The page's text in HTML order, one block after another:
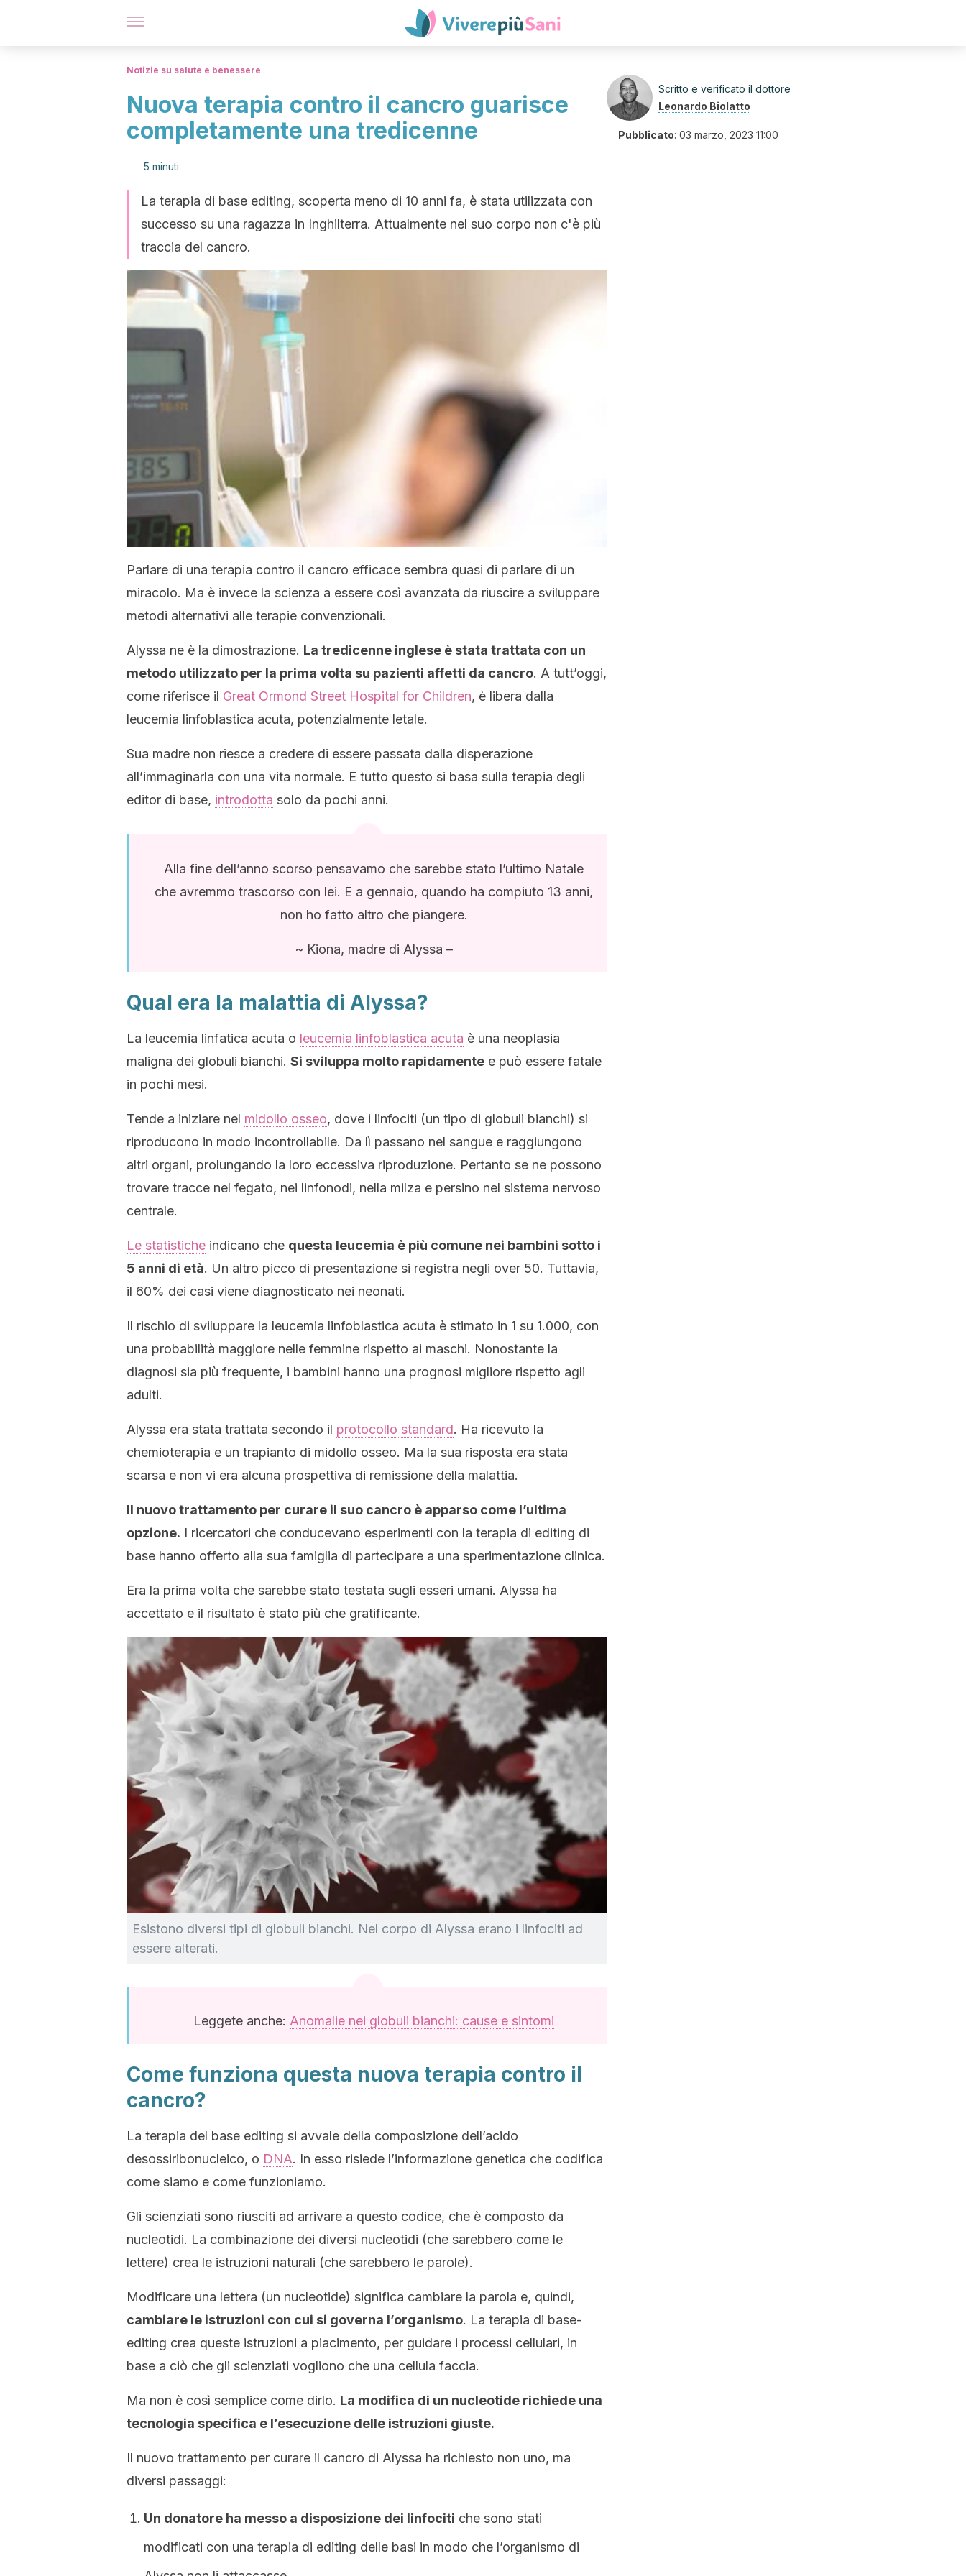
Notizie su salute e benessere
Nuova terapia contro il cancro guarisce
completamente una tredicenne
5 minuti
La terapia di base editing, scoperta meno di 10 anni fa, è stata utilizzata con
successo su una ragazza in Inghilterra. Attualmente nel suo corpo non c'è più
traccia del cancro.
Parlare di una terapia contro il cancro efficace sembra quasi di parlare di un
miracolo. Ma è invece la scienza a essere così avanzata da riuscire a sviluppare
metodi alternativi alle terapie convenzionali.
Alyssa ne è la dimostrazione. La tredicenne inglese è stata trattata con un
metodo utilizzato per la prima volta su pazienti affetti da cancro. A tutt’oggi,
come riferisce il Great Ormond Street Hospital for Children, è libera dalla
leucemia linfoblastica acuta, potenzialmente letale.
Sua madre non riesce a credere di essere passata dalla disperazione
all’immaginarla con una vita normale. E tutto questo si basa sulla terapia degli
editor di base, introdotta solo da pochi anni.
Alla fine dell’anno scorso pensavamo che sarebbe stato l’ultimo Natale
che avremmo trascorso con lei. E a gennaio, quando ha compiuto 13 anni,
non ho fatto altro che piangere.
~ Kiona, madre di Alyssa –
Qual era la malattia di Alyssa?
La leucemia linfatica acuta o leucemia linfoblastica acuta è una neoplasia
maligna dei globuli bianchi. Si sviluppa molto rapidamente e può essere fatale
in pochi mesi.
Tende a iniziare nel midollo osseo, dove i linfociti (un tipo di globuli bianchi) si
riproducono in modo incontrollabile. Da lì passano nel sangue e raggiungono
altri organi, prolungando la loro eccessiva riproduzione. Pertanto se ne possono
trovare tracce nel fegato, nei linfonodi, nella milza e persino nel sistema nervoso
centrale.
Le statistiche indicano che questa leucemia è più comune nei bambini sotto i
5 anni di età. Un altro picco di presentazione si registra negli over 50. Tuttavia,
il 60% dei casi viene diagnosticato nei neonati.
Il rischio di sviluppare la leucemia linfoblastica acuta è stimato in 1 su 1.000, con
una probabilità maggiore nelle femmine rispetto ai maschi. Nonostante la
diagnosi sia più frequente, i bambini hanno una prognosi migliore rispetto agli
adulti.
Alyssa era stata trattata secondo il protocollo standard. Ha ricevuto la
chemioterapia e un trapianto di midollo osseo. Ma la sua risposta era stata
scarsa e non vi era alcuna prospettiva di remissione della malattia.
Il nuovo trattamento per curare il suo cancro è apparso come l’ultima
opzione. I ricercatori che conducevano esperimenti con la terapia di editing di
base hanno offerto alla sua famiglia di partecipare a una sperimentazione clinica.
Era la prima volta che sarebbe stato testata sugli esseri umani. Alyssa ha
accettato e il risultato è stato più che gratificante.
Esistono diversi tipi di globuli bianchi. Nel corpo di Alyssa erano i linfociti ad
essere alterati.
Leggete anche: Anomalie nei globuli bianchi: cause e sintomi
Come funziona questa nuova terapia contro il
cancro?
La terapia del base editing si avvale della composizione dell’acido
desossiribonucleico, o DNA. In esso risiede l’informazione genetica che codifica
come siamo e come funzioniamo.
Gli scienziati sono riusciti ad arrivare a questo codice, che è composto da
nucleotidi. La combinazione dei diversi nucleotidi (che sarebbero come le
lettere) crea le istruzioni naturali (che sarebbero le parole).
Modificare una lettera (un nucleotide) significa cambiare la parola e, quindi,
cambiare le istruzioni con cui si governa l’organismo. La terapia di base-
editing crea queste istruzioni a piacimento, per guidare i processi cellulari, in
base a ciò che gli scienziati vogliono che una cellula faccia.
Ma non è così semplice come dirlo. La modifica di un nucleotide richiede una
tecnologia specifica e l’esecuzione delle istruzioni giuste.
Il nuovo trattamento per curare il cancro di Alyssa ha richiesto non uno, ma
diversi passaggi:
Un donatore ha messo a disposizione dei linfociti che sono stati
modificati con una terapia di editing delle basi in modo che l’organismo di
Scritto e verificato il dottore
Leonardo Biolatto
Pubblicato: 03 marzo, 2023 11:00